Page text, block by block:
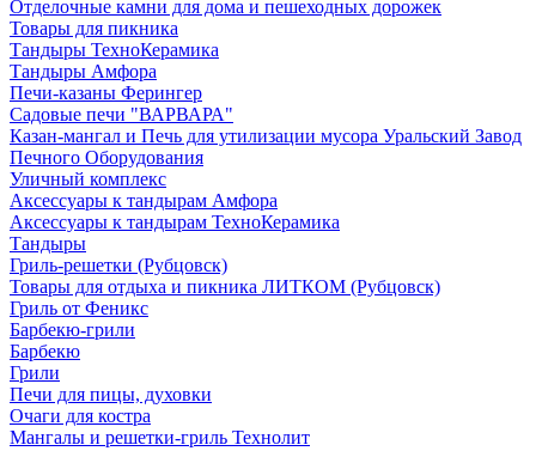
Отделочные камни для дома и пешеходных дорожек
Товары для пикника
Тандыры ТехноКерамика
Тандыры Амфора
Печи-казаны Ферингер
Садовые печи "ВАРВАРА"
Казан-мангал и Печь для утилизации мусора Уральский Завод
Печного Оборудования
Уличный комплекс
Аксессуары к тандырам Амфора
Аксессуары к тандырам ТехноКерамика
Тандыры
Гриль-решетки (Рубцовск)
Товары для отдыха и пикника ЛИТКОМ (Рубцовск)
Гриль от Феникс
Барбекю-грили
Барбекю
Грили
Печи для пицы, духовки
Очаги для костра
Мангалы и решетки-гриль Технолит